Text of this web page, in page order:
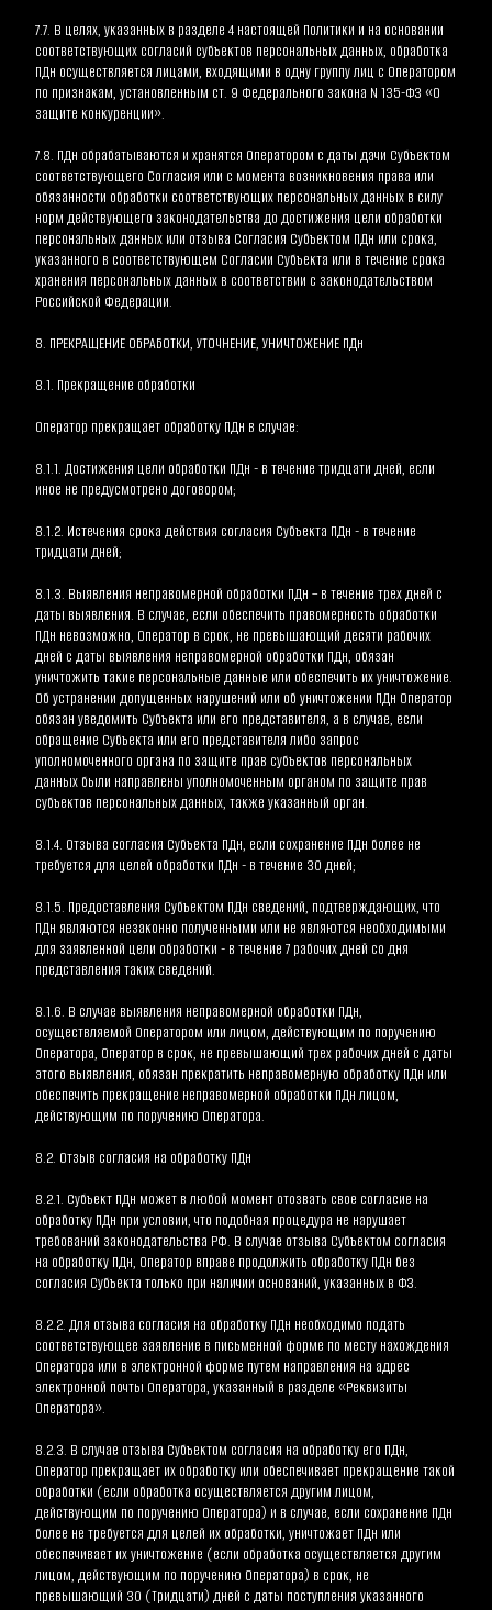
7.7. В целях, указанных в разделе 4 настоящей Политики и на основании
соответствующих согласий субъектов персональных данных, обработка
ПДн осуществляется лицами, входящими в одну группу лиц с Оператором
по признакам, установленным ст. 9 Федерального закона N 135-ФЗ «О
защите конкуренции».
7.8. ПДн обрабатываются и хранятся Оператором с даты дачи Субъектом
соответствующего Согласия или с момента возникновения права или
обязанности обработки соответствующих персональных данных в силу
норм действующего законодательства до достижения цели обработки
персональных данных или отзыва Согласия Субъектом ПДн или срока,
указанного в соответствующем Согласии Субъекта или в течение срока
хранения персональных данных в соответствии с законодательством
Российской Федерации.
8. ПРЕКРАЩЕНИЕ ОБРАБОТКИ, УТОЧНЕНИЕ, УНИЧТОЖЕНИЕ ПДн
8.1. Прекращение обработки
Оператор прекращает обработку ПДн в случае:
8.1.1. Достижения цели обработки ПДн - в течение тридцати дней, если
иное не предусмотрено договором;
8.1.2. Истечения срока действия согласия Субъекта ПДн - в течение
тридцати дней;
8.1.3. Выявления неправомерной обработки ПДн – в течение трех дней с
даты выявления. В случае, если обеспечить правомерность обработки
ПДн невозможно, Оператор в срок, не превышающий десяти рабочих
дней с даты выявления неправомерной обработки ПДн, обязан
уничтожить такие персональные данные или обеспечить их уничтожение.
Об устранении допущенных нарушений или об уничтожении ПДн Оператор
обязан уведомить Субъекта или его представителя, а в случае, если
обращение Субъекта или его представителя либо запрос
уполномоченного органа по защите прав субъектов персональных
данных были направлены уполномоченным органом по защите прав
субъектов персональных данных, также указанный орган.
8.1.4. Отзыва согласия Субъекта ПДн, если сохранение ПДн более не
требуется для целей обработки ПДн - в течение 30 дней;
8.1.5. Предоставления Субъектом ПДн сведений, подтверждающих, что
ПДн являются незаконно полученными или не являются необходимыми
для заявленной цели обработки - в течение 7 рабочих дней со дня
представления таких сведений.
8.1.6. В случае выявления неправомерной обработки ПДн,
осуществляемой Оператором или лицом, действующим по поручению
Оператора, Оператор в срок, не превышающий трех рабочих дней с даты
этого выявления, обязан прекратить неправомерную обработку ПДн или
обеспечить прекращение неправомерной обработки ПДн лицом,
действующим по поручению Оператора.
8.2. Отзыв согласия на обработку ПДн
8.2.1. Субъект ПДн может в любой момент отозвать свое согласие на
обработку ПДн при условии, что подобная процедура не нарушает
требований законодательства РФ. В случае отзыва Субъектом согласия
на обработку ПДн, Оператор вправе продолжить обработку ПДн без
согласия Субъекта только при наличии оснований, указанных в ФЗ.
8.2.2. Для отзыва согласия на обработку ПДн необходимо подать
соответствующее заявление в письменной форме по месту нахождения
Оператора или в электронной форме путем направления на адрес
электронной почты Оператора, указанный в разделе «Реквизиты
Оператора».
8.2.3. В случае отзыва Субъектом согласия на обработку его ПДн,
Оператор прекращает их обработку или обеспечивает прекращение такой
обработки (если обработка осуществляется другим лицом,
действующим по поручению Оператора) и в случае, если сохранение ПДн
более не требуется для целей их обработки, уничтожает ПДн или
обеспечивает их уничтожение (если обработка осуществляется другим
лицом, действующим по поручению Оператора) в срок, не
превышающий 30 (Тридцати) дней с даты поступления указанного